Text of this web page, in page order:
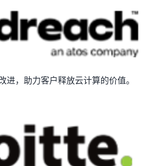
进，助力客户释放云计算的价值。